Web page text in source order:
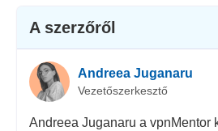
A szerzőről
Andreea Juganaru
Vezetőszerkesztő
Andreea Juganaru a vpnMentor